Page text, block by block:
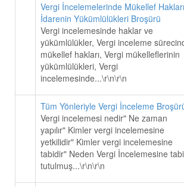
Vergi İncelemelerinde Mükellef Hakları
İdarenin Yükümlülükleri Broşürü
Vergi incelemesinde haklar ve
yükümlülükler, Vergi inceleme
mükellef hakları, Vergi mükelleflerinin
yükümlülükleri, Vergi
incelemesinde...\r\n\r\n
Tüm Yönleriyle Vergi İnceleme
Vergi incelemesi nedir" Ne zaman
yapılır" Kimler vergi incelemesine
yetkilidir" Kimler vergi incelemesine
tabidir" Neden Vergi İncelemesine tabi
tutulmuş...\r\n\r\n